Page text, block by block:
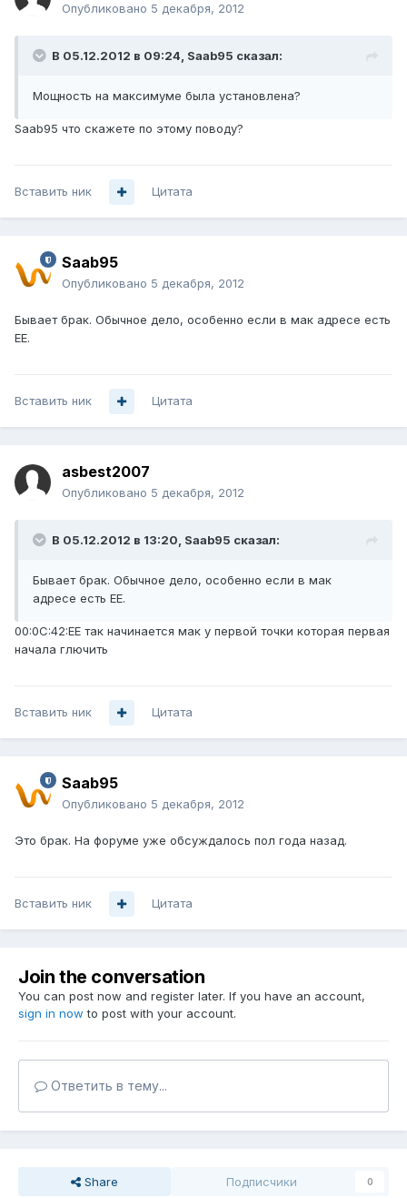
Опубликовано 5 декабря, 2012
В 05.12.2012 в 09:24, Saab95 сказал:
Мощность на максимуме была установлена?
Saab95 что скажете по этому поводу?
Вставить ник Цитата
Saab95
Опубликовано 5 декабря, 2012
Бывает брак. Обычное дело, особенно если в мак адресе есть
EE.
Вставить ник Цитата
asbest2007
Опубликовано 5 декабря, 2012
В 05.12.2012 в 13:20, Saab95 сказал:
Бывает брак. Обычное дело, особенно если в мак
адресе есть EE.
00:0C:42:EE так начинается мак у первой точки которая первая
начала глючить
Вставить ник Цитата
Saab95
Опубликовано 5 декабря, 2012
Это брак. На форуме уже обсуждалось пол года назад.
Вставить ник Цитата
Join the conversation
You can post now and register later. If you have an account,
sign in now to post with your account.
Ответить в тему...
Share Подписчики 0